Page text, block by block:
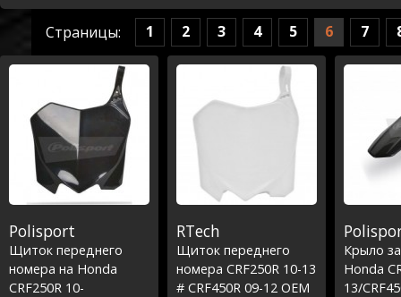
Страницы: 1 2 3 4 5 6 7
Polisport
Щиток переднего
номера на Honda
CRF250R 10-
RTech
Щиток переднего
номера CRF250R 10-13
# CRF450R 09-12 OEM
Крыло
Honda
13/